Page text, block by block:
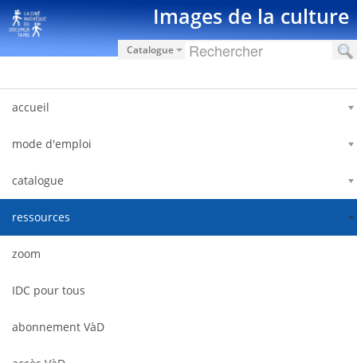
Hyppää sisältöön Images de la culture
Catalogue
accueil
mode d'emploi
catalogue
ressources
zoom
IDC pour tous
abonnement VàD